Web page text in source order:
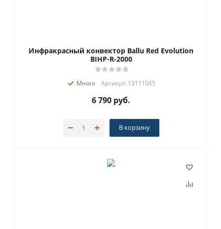
Инфракрасный конвектор Ballu Red Evolution
BIHP-R-2000
Много Артикул: 13111045
6 790 руб.
В корзину